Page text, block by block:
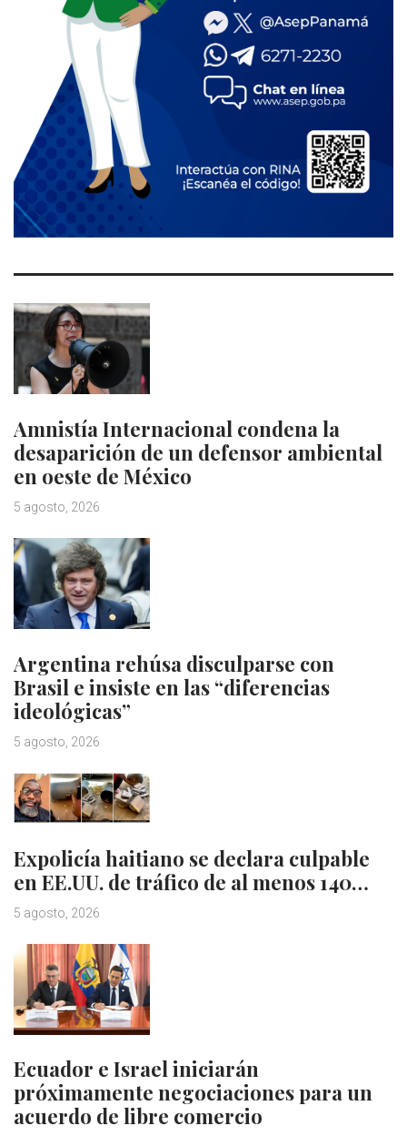
Amnistía Internacional condena la
desaparición de un defensor ambiental
en oeste de México
5 agosto, 2026
Argentina rehúsa disculparse con
Brasil e insiste en las “diferencias
ideológicas”
5 agosto, 2026
Expolicía haitiano se declara culpable
en EE.UU. de tráfico de al menos 140…
5 agosto, 2026
Ecuador e Israel iniciarán
próximamente negociaciones para un
acuerdo de libre comercio